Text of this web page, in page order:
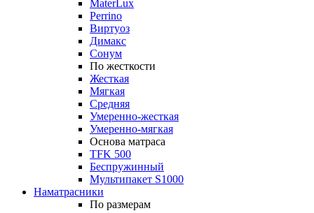
MaterLux
Perrino
Виртуоз
Димакс
Сонум
По жесткости
Жесткая
Мягкая
Средняя
Умеренно-жесткая
Умеренно-мягкая
Основа матраса
TFK 500
Беспружинный
Мультипакет S1000
Наматрасники
По размерам